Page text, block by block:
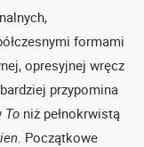
formami
opresyjnej wręcz
przypomina
To niż pełnokrwistą
. Początkowe